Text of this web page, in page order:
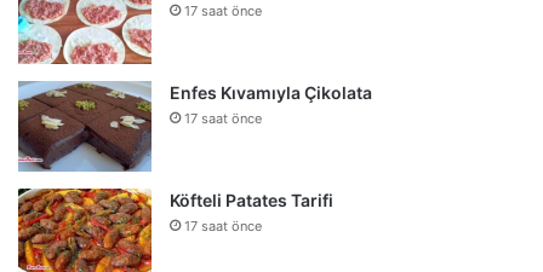
17 saat önce
Enfes Kıvamıyla Çikolata
17 saat önce
Köfteli Patates Tarifi
17 saat önce